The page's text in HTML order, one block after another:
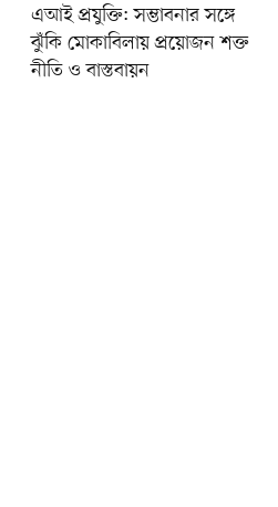
এআই প্রযুক্তি: সম্ভাবনার সঙ্গে
ঝুঁকি মোকাবিলায় প্রয়োজন শক্ত
নীতি ও বাস্তবায়ন